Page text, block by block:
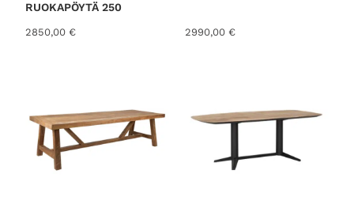
RUOKAPÖYTÄ 250
2850,00 € 2990,00 €